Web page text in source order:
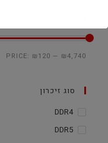
PRICE: ₪120 — ₪4,740
סוג זיכרון
DDR4
DDR5